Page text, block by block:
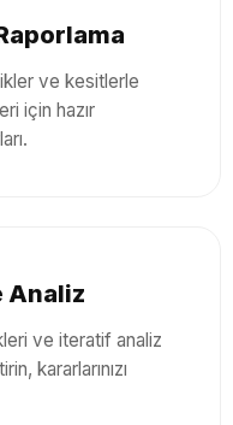
ve kesitlerle
için hazır
Analiz
ve iteratif analiz
kararlarınızı